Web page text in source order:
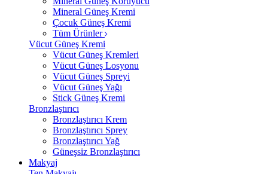
Mineral Güneş Kremi
Çocuk Güneş Kremi
Tüm Ürünler
Vücut Güneş Kremi
Vücut Güneş Kremleri
Vücut Güneş Losyonu
Vücut Güneş Spreyi
Vücut Güneş Yağı
Stick Güneş Kremi
Bronzlaştırıcı
Bronzlaştırıcı Krem
Bronzlaştırıcı Sprey
Bronzlaştırıcı Yağ
Güneşsiz Bronzlaştırıcı
Makyaj